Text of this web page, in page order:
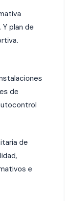
plan de
de
de
e